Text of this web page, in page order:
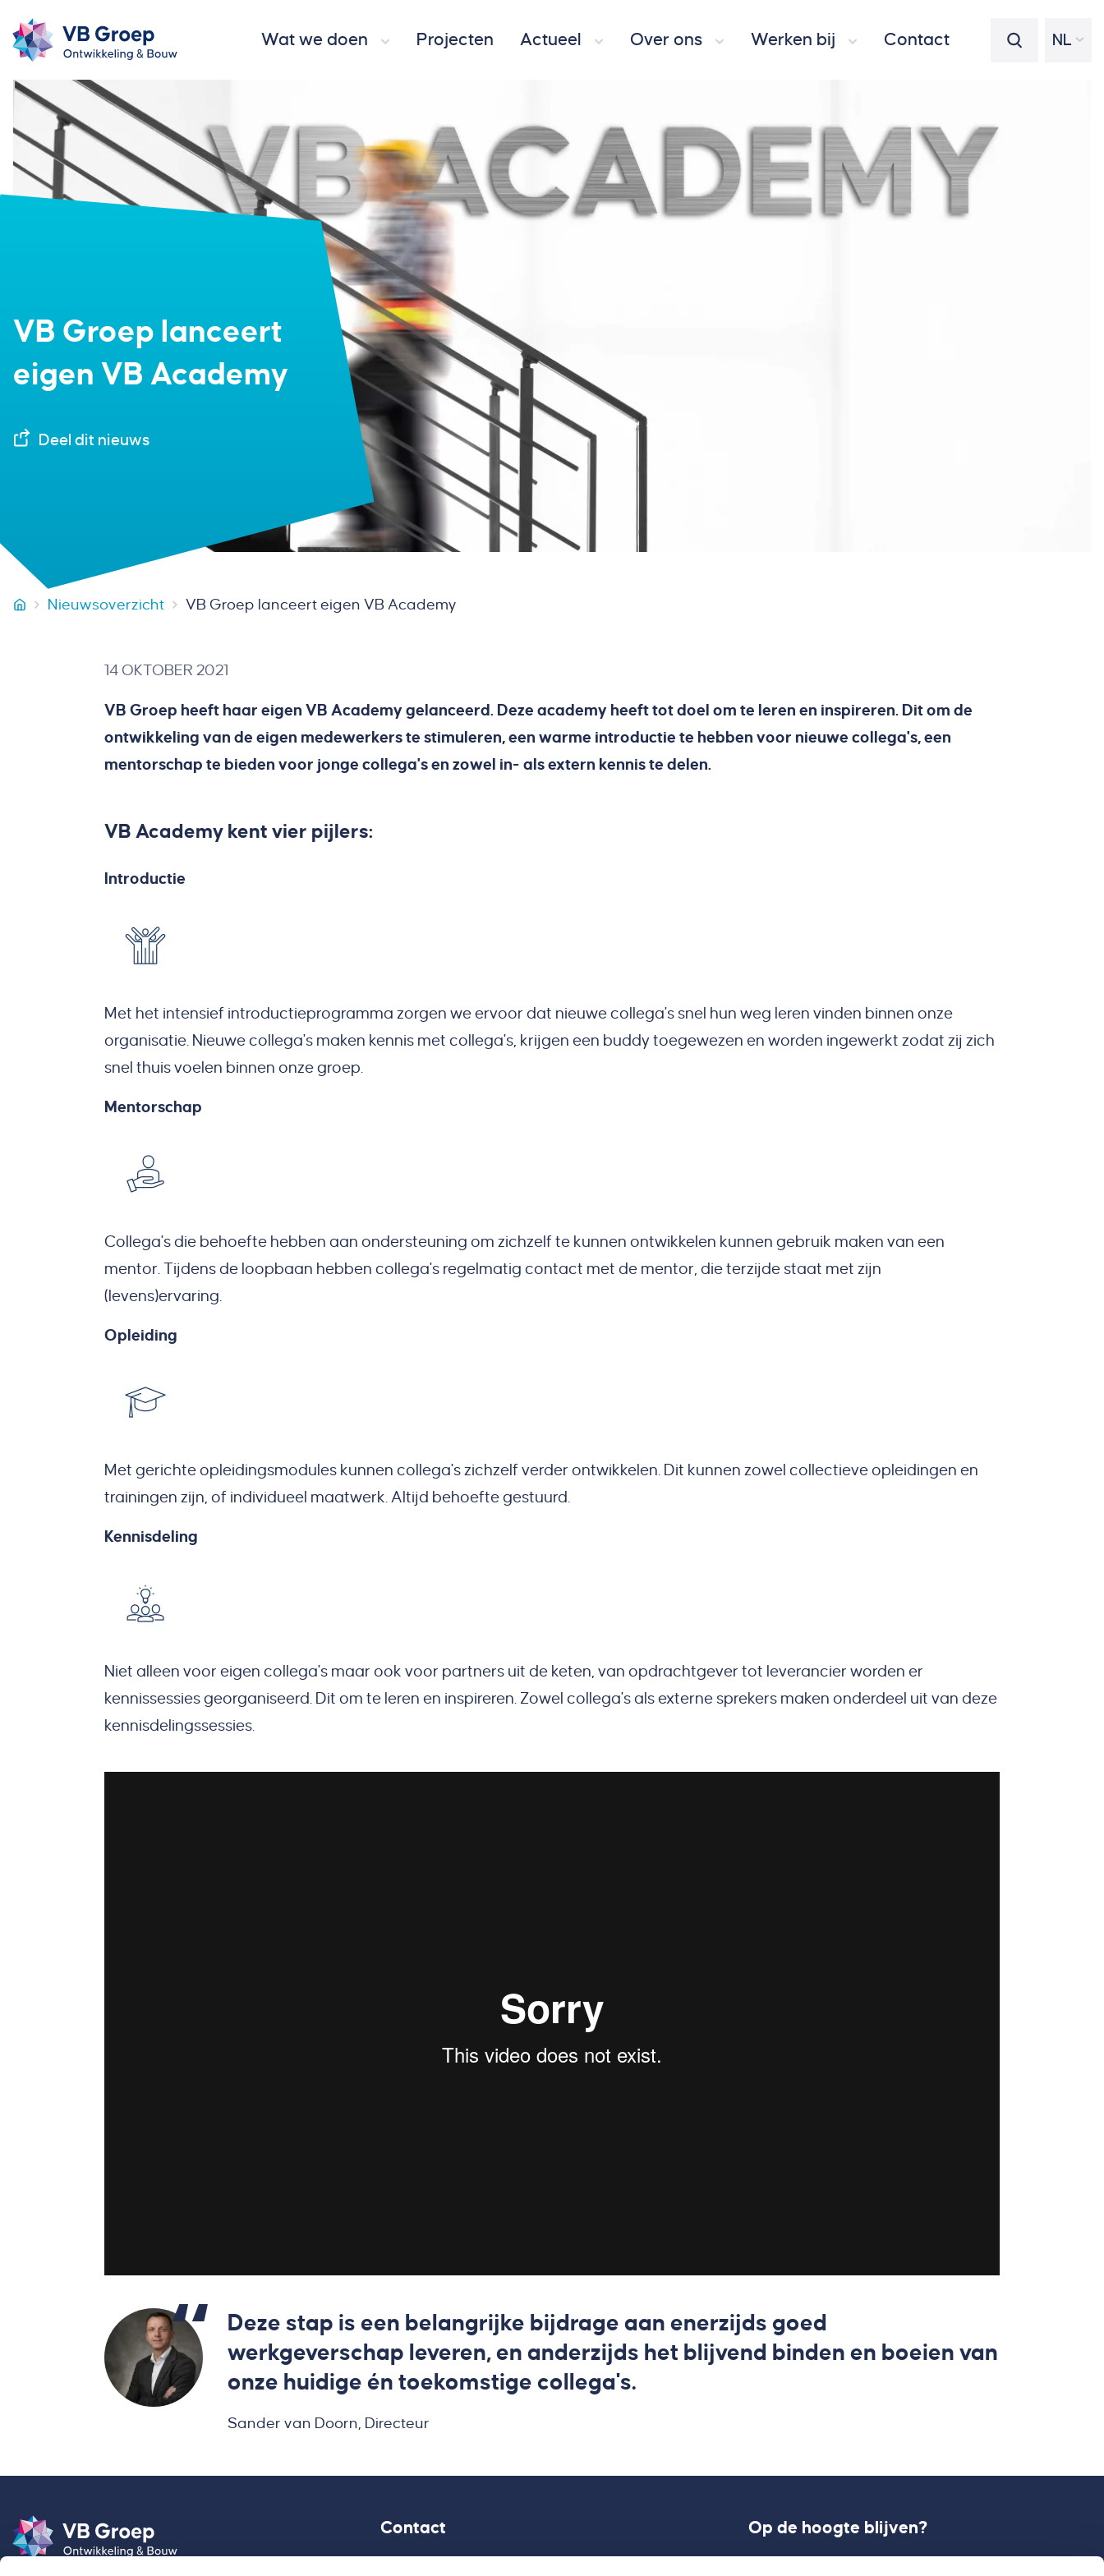
Wat we doen Projecten Actueel Over ons Werken bij Contact Zoeken op
NL
VB Groep lanceert
eigen VB Academy
Deel dit nieuws
VB Groep
Nieuwsoverzicht VB Groep lanceert eigen VB Academy
14 OKTOBER 2021
VB Groep heeft haar eigen VB Academy gelanceerd. Deze academy heeft tot doel om te leren en inspireren. Dit om de
ontwikkeling van de eigen medewerkers te stimuleren, een warme introductie te hebben voor nieuwe collega's, een
mentorschap te bieden voor jonge collega's en zowel in- als extern kennis te delen.
VB Academy kent vier pijlers:
Introductie
Met het intensief introductieprogramma zorgen we ervoor dat nieuwe collega's snel hun weg leren vinden binnen onze
organisatie. Nieuwe collega's maken kennis met collega's, krijgen een buddy toegewezen en worden ingewerkt zodat zij zich
snel thuis voelen binnen onze groep.
Mentorschap
Collega's die behoefte hebben aan ondersteuning om zichzelf te kunnen ontwikkelen kunnen gebruik maken van een
mentor. Tijdens de loopbaan hebben collega's regelmatig contact met de mentor, die terzijde staat met zijn
(levens)ervaring.
Opleiding
Met gerichte opleidingsmodules kunnen collega's zichzelf verder ontwikkelen. Dit kunnen zowel collectieve opleidingen en
trainingen zijn, of individueel maatwerk. Altijd behoefte gestuurd.
Kennisdeling
Niet alleen voor eigen collega's maar ook voor partners uit de keten, van opdrachtgever tot leverancier worden er
kennissessies georganiseerd. Dit om te leren en inspireren. Zowel collega's als externe sprekers maken onderdeel uit van deze
kennisdelingssessies.
Deze stap is een belangrijke bijdrage aan enerzijds goed
werkgeverschap leveren, en anderzijds het blijvend binden en boeien van
onze huidige én toekomstige collega's.
Sander van Doorn, Directeur
Contact Op de hoogte blijven?